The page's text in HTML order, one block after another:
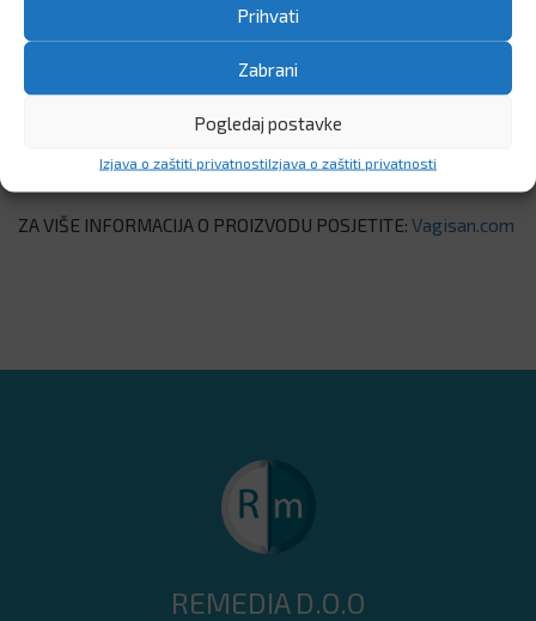
Prihvati
Zabrani
Pogledaj postavke
Izjava o zaštiti privatnostiIzjava o zaštiti privatnosti
Vagisan® losion za intimnu njegu odlično se podnosi te je tako
prikladan za svakodnevnu uporabu za pranje vanjskog
genitalnog područja – također i za suhu kožu
za sve dobne skupine
također i tijekom trudnoće
ZA VIŠE INFORMACIJA O PROIZVODU POSJETITE: Vagisan.com
REMEDIA D.O.O